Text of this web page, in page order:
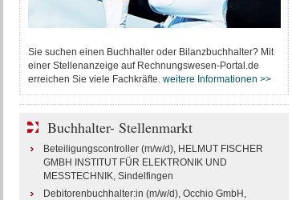
Sie suchen einen Buchhalter oder Bilanzbuchhalter? Mit
einer Stellenanzeige auf Rechnungswesen-Portal.de
erreichen Sie viele Fachkräfte. weitere Informationen >>
Buchhalter- Stellenmarkt
Beteiligungscontroller (m/w/d), HELMUT FISCHER
GMBH INSTITUT FÜR ELEKTRONIK UND
MESSTECHNIK, Sindelfingen
Debitorenbuchhalter:in (m/w/d), Occhio GmbH,